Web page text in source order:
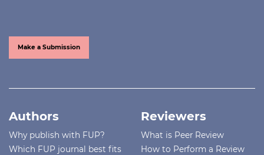
Make a Submission
Authors
Why publish with FUP?
Which FUP journal best fits
Reviewers
What is Peer Review
How to Perform a Review